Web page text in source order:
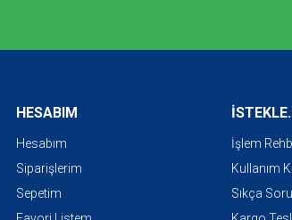
HESABIM
Hesabım
Siparişlerim
Sepetim
İşlem
Kullanım
Sıkça